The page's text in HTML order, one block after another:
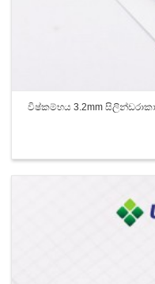
විෂ්කම්භය 3.2mm